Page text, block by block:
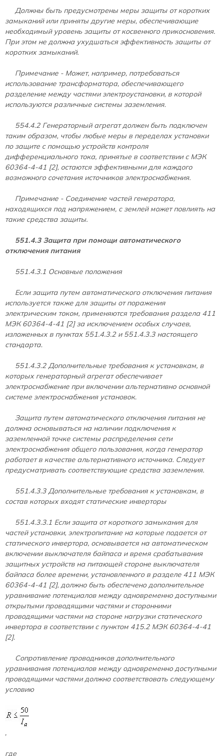
Должны быть предусмотрены меры защиты от коротких
замыканий или приняты другие меры, обеспечивающие
необходимый уровень защиты от косвенного прикосновения.
При этом не должна ухудшаться эффективность защиты от
коротких замыканий.
Примечание - Может, например, потребоваться
использование трансформатора, обеспечивающего
разделение между частями электроустановки, в которой
используются различные системы заземления.
554.4.2 Генераторный агрегат должен быть подключен
таким образом, чтобы любые меры в переделах установки
по защите с помощью устройств контроля
дифференциального тока, принятые в соответствии с МЭК
60364-4-41 [2], остаются эффективными для каждого
возможного сочетания источников электроснабжения.
Примечание - Соединение частей генератора,
находящихся под напряжением, с землей может повлиять на
такие средства защиты.
551.4.3 Защита при помощи автоматического
отключения питания
551.4.3.1 Основные положения
Если защита путем автоматического отключения питания
используется также для защиты от поражения
электрическим током, применяются требования раздела 411
МЭК 60364-4-41 [2] за исключением особых случаев,
изложенных в пунктах 551.4.3.2 и 551.4.3.3 настоящего
стандарта.
551.4.3.2 Дополнительные требования к установкам, в
которых генераторный агрегат обеспечивает
электроснабжение при включении альтернативно основной
системе электроснабжения установок.
Защита путем автоматического отключения питания не
должна основываться на наличии подключения к
заземленной точке системы распределения сети
электроснабжения общего пользования, когда генератор
работает в качестве альтернативного источника. Следует
предусматривать соответствующие средства заземления.
551.4.3.3 Дополнительные требования к установкам, в
состав которых входят статические инверторы
551.4.3.3.1 Если защита от короткого замыкания для
частей установки, электропитание на которые подается от
статического инвертора, основывается на автоматическом
включении выключателя байпаса и время срабатывания
защитных устройств на питающей стороне выключателя
байпаса более времени, установленного в разделе 411 МЭК
60364-4-41 [2], должно быть обеспечено дополнительное
уравнивание потенциалов между одновременно доступными
открытыми проводящими частями и сторонними
проводящими частями на стороне нагрузки статического
инвертора в соответствии с пунктом 415.2 МЭК 60364-4-41
[2].
Сопротивление проводников дополнительного
уравнивания потенциалов между одновременно доступными
проводящими частями должно соответствовать следующему
условию
,
где